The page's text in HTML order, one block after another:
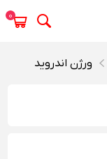
0
ورژن اندروید